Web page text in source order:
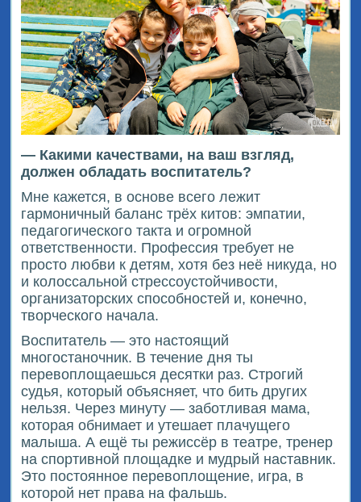
— Какими качествами, на ваш взгляд,
должен обладать воспитатель?
Мне кажется, в основе всего лежит
гармоничный баланс трёх китов: эмпатии,
педагогического такта и огромной
ответственности. Профессия требует не
просто любви к детям, хотя без неё никуда, но
и колоссальной стрессоустойчивости,
организаторских способностей и, конечно,
творческого начала.
Воспитатель — это настоящий
многостаночник. В течение дня ты
перевоплощаешься десятки раз. Строгий
судья, который объясняет, что бить других
нельзя. Через минуту — заботливая мама,
которая обнимает и утешает плачущего
малыша. А ещё ты режиссёр в театре, тренер
на спортивной площадке и мудрый наставник.
Это постоянное перевоплощение, игра, в
которой нет права на фальшь.